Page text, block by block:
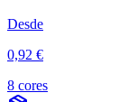
Desde
0,92 €
8 cores